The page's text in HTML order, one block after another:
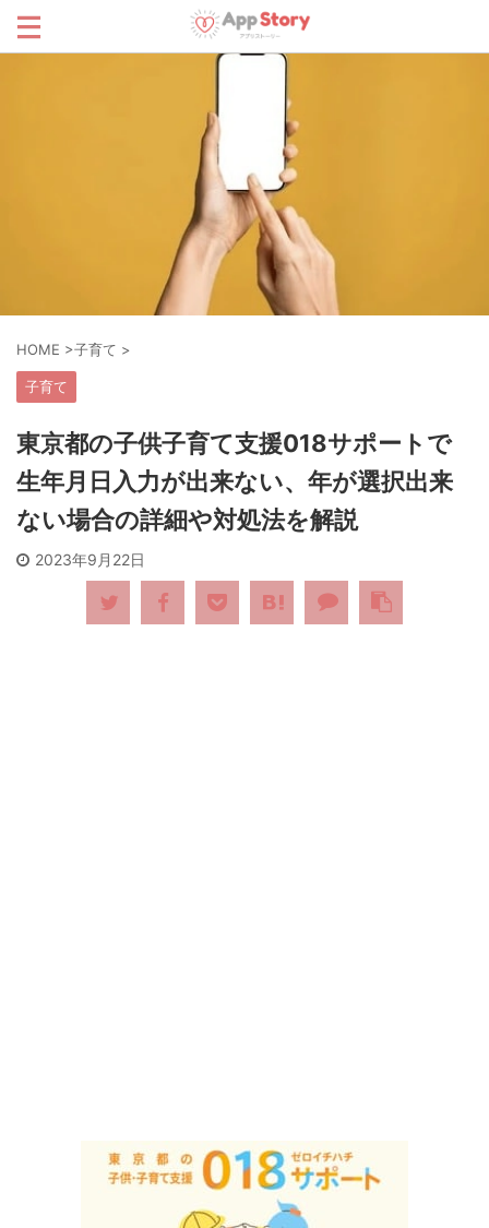
HOME >子育て >
子育て
東京都の子供子育て支援018サポートで
生年月日入力が出来ない、年が選択出来
ない場合の詳細や対処法を解説
2023年9月22日